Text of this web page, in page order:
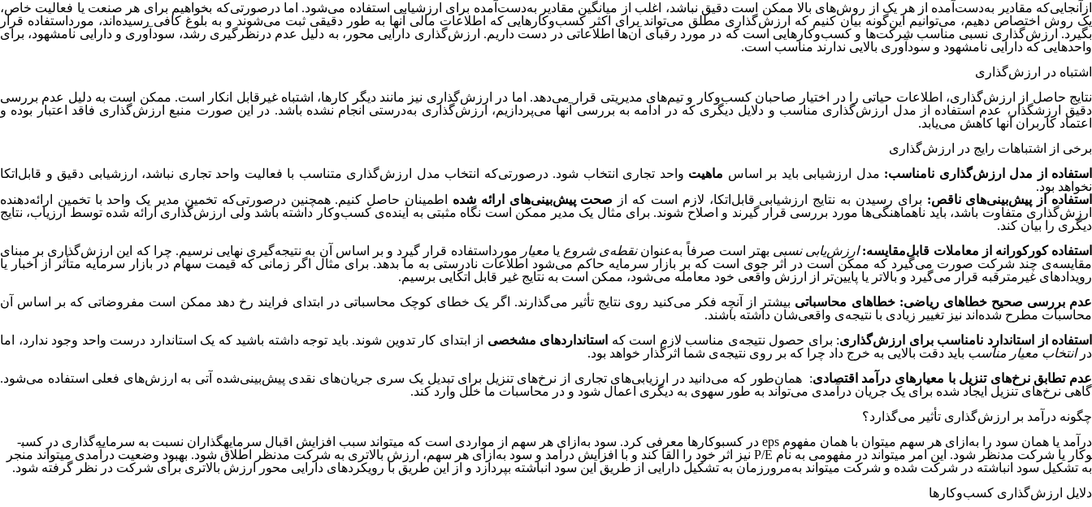
ازآنجایی‌که مقادیر به‌دست‌آمده از هر یک از روش‌های بالا ممکن است دقیق نباشد، اغلب از میانگین مقادیر به‌دست‌آمده برای ارزشیابی استفاده می‌شود. اما درصورتی‌که بخواهیم برای هر صنعت یا فعالیت خاص،
یک روش اختصاص دهیم، می‌توانیم این‌گونه بیان کنیم که ارزش‌گذاری مطلق می‌تواند برای اکثر کسب‌وکارهایی که اطلاعات مالی آنها به طور دقیقی ثبت می‌شوند و به بلوغ کافی رسیده‌اند، مورداستفاده قرار
بگیرد. ارزش‌گذاری نسبی مناسب شرکت‌ها و کسب‌وکارهایی است که در مورد رقبای آن‌ها اطلاعاتی در دست داریم. ارزش‌گذاری دارایی محور، به دلیل عدم درنظرگیری رشد، سودآوری و دارایی نامشهود، برای
واحدهایی که دارایی نامشهود و سودآوری بالایی ندارند مناسب است.
اشتباه در ارزش‌گذاری
نتایج حاصل از ارزش‌گذاری، اطلاعات حیاتی را در اختیار صاحبان کسب‌وکار و تیم‌های مدیریتی قرار می‌دهد. اما در ارزش‌گذاری نیز مانند دیگر کارها، اشتباه غیرقابل انکار است. ممکن است به دلیل عدم بررسی
دقیق ارزشگذار، عدم استفاده از مدل ارزش‌گذاری مناسب و دلایل دیگری که در ادامه به بررسی آنها می‌پردازیم، ارزش‌گذاری به‌درستی انجام نشده باشد. در این صورت منبع ارزش‌گذاری فاقد اعتبار بوده و
اعتماد کاربران آنها کاهش می‌یابد.
برخی از اشتباهات رایج در ارزش‌گذاری
استفاده از مدل ارزش‌گذاری نامناسب: مدل ارزشیابی باید بر اساس ماهیت واحد تجاری انتخاب شود. درصورتی‌که انتخاب مدل ارزش‌گذاری متناسب با فعالیت واحد تجاری نباشد، ارزشیابی دقیق و قابل‌اتکا
نخواهد بود.
استفاده از پیش‌بینی‌های ناقص: برای رسیدن به نتایج ارزشیابی قابل‌اتکا، لازم است که از صحت پیش‌بینی‌های ارائه شده اطمینان حاصل کنیم. همچنین درصورتی‌که تخمین مدیر یک واحد با تخمین ارائه‌دهنده
ارزش‌گذاری متفاوت باشد، باید ناهماهنگی‌ها مورد بررسی قرار گیرند و اصلاح شوند. برای مثال یک مدیر ممکن است نگاه مثبتی به آینده‌ی کسب‌وکار داشته باشد ولی ارزش‌گذاری ارائه شده توسط ارزیاب، نتایج
دیگری را بیان کند.
استفاده کورکورانه از معاملات قابل‌مقایسه: ارزش‌یابی نسبی بهتر است صرفاً به‌عنواننقطه‌ی شروع یا معیار مورداستفاده قرار گیرد و بر اساس آن به نتیجه‌گیری نهایی نرسیم. چرا که این ارزش‌گذاری بر مبنای
مقایسه‌ی چند شرکت صورت می‌گیرد که ممکن است در اثر جوی است که بر بازار سرمایه حاکم می‌شود اطلاعات نادرستی به ما بدهد. برای مثال اگر زمانی که قیمت سهام در بازار سرمایه متأثر از اخبار یا
رویدادهای غیرمترقبه قرار می‌گیرد و بالاتر یا پایین‌تر از ارزش واقعی خود معامله می‌شود، ممکن است به نتایج غیر قابل اتکایی برسیم.
عدم بررسی صحیح خطاهای ریاضی: خطاهای محاسباتی بیشتر از آنچه فکر می‌کنید روی نتایج تأثیر می‌گذارند. اگر یک خطای کوچک محاسباتی در ابتدای فرایند رخ دهد ممکن است مفروضاتی که بر اساس آن
محاسبات مطرح شده‌اند نیز تغییر زیادی با نتیجه‌ی واقعی‌شان داشته باشند.
استفاده از استاندارد نامناسب برای ارزش‌گذاری: برای حصول نتیجه‌ی مناسب لازم است که استانداردهای مشخصی از ابتدای کار تدوین شوند. باید توجه داشته باشید که یک استاندارد درست واحد وجود ندارد، اما
درانتخاب معیار مناسب باید دقت بالایی به خرج داد چرا که بر روی نتیجه‌ی شما اثرگذار خواهد بود.
عدم تطابق نرخ‌های تنزیل با معیارهای درآمد اقتصادی: همان‌طور که می‌دانید در ارزیابی‌های تجاری از نرخ‌های تنزیل برای تبدیل یک سری جریان‌های نقدی پیش‌بینی‌شده آتی به ارزش‌های فعلی استفاده می‌شود.
گاهی نرخ‌های تنزیل ایجاد شده برای یک جریان درآمدی می‌تواند به طور سهوی به دیگری اعمال شود و در محاسبات ما خلل وارد کند.
چگونه درآمد بر ارزش‌گذاری تأثیر می‌گذارد؟
درآمد یا همان سود را به‌ازای هر سهم می­توان با همان مفهوم eps در کسب­وکارها معرفی کرد. سود به‌ازای هر سهم از مواردی است که می­تواند سبب افزایش اقبال سرمایه­گذاران نسبت به سرمایه­‌گذاری در کسب­
وکار یا شرکت مدنظر شود. این امر می­تواند در مفهومی به نام P/E نیز اثر خود را القا کند و با افزایش درآمد و سود به‌ازای هر سهم، ارزش بالاتری به شرکت مدنظر اطلاق شود. بهبود وضعیت درآمدی می­تواند منجر
به تشکیل سود انباشته در شرکت شده و شرکت می­تواند به‌مرورزمان به تشکیل دارایی از طریق این سود انباشته بپردازد و از این طریق با رویکردهای دارایی محور ارزش بالاتری برای شرکت در نظر گرفته شود.
دلایل ارزش‌گذاری کسب‌وکارها